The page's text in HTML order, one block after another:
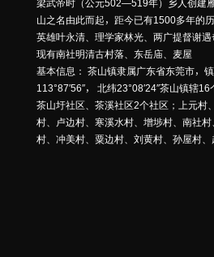
梁武帝时（公元502—519年）乡人创建
山之名由此而起，距今已有1500多年的
英雄叶永清、理学家林光、两广提督谢
现有南社明清古村落、东岳庙、麦屋
基本信息： 茶山镇隶属广东省东莞市，
113°87′56″， 北纬23°08′24″茶山镇辖
茶山圩社区、茶溪社区2个社区；上元村
村、卢边村、寒溪水村、增埗村、南社
村、冲美村、粟边村、刘黄村、孙屋村、